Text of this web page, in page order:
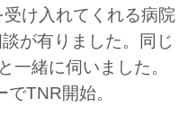
け入れてくれる病院
が有りました。同じ
一緒に伺いました。
TNR開始。